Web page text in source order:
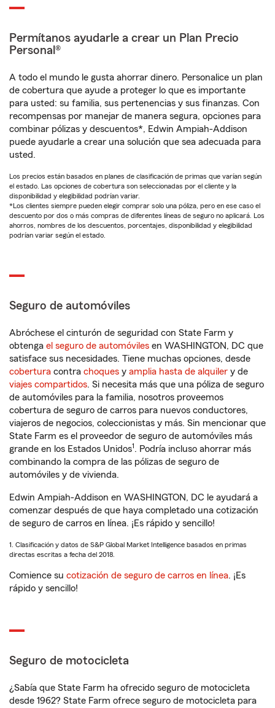
Permítanos ayudarle a crear un Plan Precio
Personal®
A todo el mundo le gusta ahorrar dinero. Personalice un plan
de cobertura que ayude a proteger lo que es importante
para usted: su familia, sus pertenencias y sus finanzas. Con
recompensas por manejar de manera segura, opciones para
combinar pólizas y descuentos*, Edwin Ampiah-Addison
puede ayudarle a crear una solución que sea adecuada para
usted.
Los precios están basados en planes de clasificación de primas que varían según
el estado. Las opciones de cobertura son seleccionadas por el cliente y la
disponibilidad y elegibilidad podrían variar.
*Los clientes siempre pueden elegir comprar solo una póliza, pero en ese caso el
descuento por dos o más compras de diferentes líneas de seguro no aplicará. Los
ahorros, nombres de los descuentos, porcentajes, disponibilidad y elegibilidad
podrían variar según el estado.
Seguro de automóviles
Abróchese el cinturón de seguridad con State Farm y
obtenga el seguro de automóviles en WASHINGTON, DC que
satisface sus necesidades. Tiene muchas opciones, desde
cobertura contra choques y amplia hasta de alquiler y de
viajes compartidos. Si necesita más que una póliza de seguro
de automóviles para la familia, nosotros proveemos
cobertura de seguro de carros para nuevos conductores,
viajeros de negocios, coleccionistas y más. Sin mencionar que
State Farm es el proveedor de seguro de automóviles más
grande en los Estados Unidos1. Podría incluso ahorrar más
combinando la compra de las pólizas de seguro de
automóviles y de vivienda.
Edwin Ampiah-Addison en WASHINGTON, DC le ayudará a
comenzar después de que haya completado una cotización
de seguro de carros en línea. ¡Es rápido y sencillo!
1. Clasificación y datos de S&P Global Market Intelligence basados en primas
directas escritas a fecha del 2018.
Comience su cotización de seguro de carros en línea. ¡Es
rápido y sencillo!
Seguro de motocicleta
¿Sabía que State Farm ha ofrecido seguro de motocicleta
desde 1962? State Farm ofrece seguro de motocicleta para